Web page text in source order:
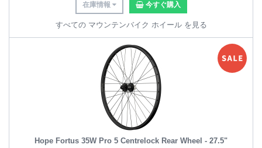
在庫情報 今すぐ購入
すべての マウンテンバイク ホイール を見る
Hope Fortus 35W Pro 5 Centrelock Rear Wheel - 27.5"